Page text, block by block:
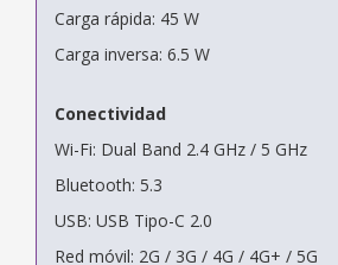
Carga rápida: 45 W
Carga inversa: 6.5 W
Conectividad
Wi-Fi: Dual Band 2.4 GHz / 5 GHz
Bluetooth: 5.3
USB: USB Tipo-C 2.0
Red móvil: 2G / 3G / 4G / 4G+ / 5G